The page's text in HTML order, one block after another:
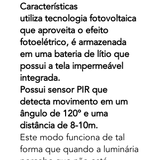
Características
utiliza tecnologia fotovoltaica
que aproveita o efeito
fotoelétrico, é armazenada
em uma bateria de lítio que
possui a tela impermeável
integrada.
Possui sensor PIR que
detecta movimento em um
ângulo de 120º e uma
distância de 8-10m.
Este modo funciona de tal
forma que quando a luminária